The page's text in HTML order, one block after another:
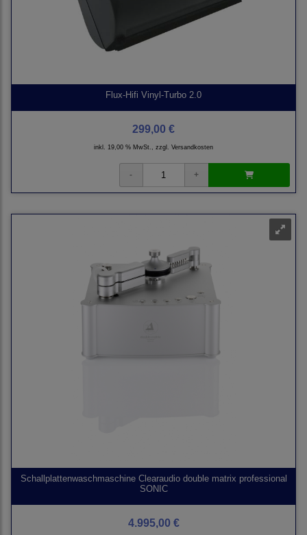
Flux-Hifi Vinyl-Turbo 2.0
299,00 €
inkl. 19,00 % MwSt., zzgl. Versandkosten
Schallplattenwaschmaschine Clearaudio double matrix professional
SONIC
4.995,00 €